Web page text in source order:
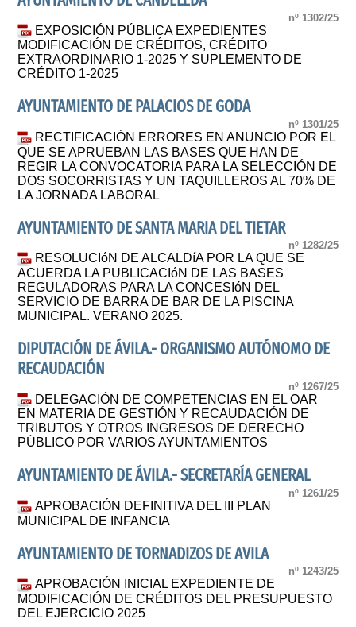
nº 1302/25
EXPOSICIÓN PÚBLICA EXPEDIENTES
MODIFICACIÓN DE CRÉDITOS, CRÉDITO
EXTRAORDINARIO 1-2025 Y SUPLEMENTO DE
CRÉDITO 1-2025
AYUNTAMIENTO DE PALACIOS DE GODA
nº 1301/25
RECTIFICACIÓN ERRORES EN ANUNCIO POR EL
QUE SE APRUEBAN LAS BASES QUE HAN DE
REGIR LA CONVOCATORIA PARA LA SELECCIÓN DE
DOS SOCORRISTAS Y UN TAQUILLEROS AL 70% DE
LA JORNADA LABORAL
AYUNTAMIENTO DE SANTA MARIA DEL TIETAR
nº 1282/25
RESOLUCIóN DE ALCALDíA POR LA QUE SE
ACUERDA LA PUBLICACIóN DE LAS BASES
REGULADORAS PARA LA CONCESIóN DEL
SERVICIO DE BARRA DE BAR DE LA PISCINA
MUNICIPAL. VERANO 2025.
DIPUTACIÓN DE ÁVILA.- ORGANISMO AUTÓNOMO DE
RECAUDACIÓN
nº 1267/25
DELEGACIÓN DE COMPETENCIAS EN EL OAR
EN MATERIA DE GESTIÓN Y RECAUDACIÓN DE
TRIBUTOS Y OTROS INGRESOS DE DERECHO
PÚBLICO POR VARIOS AYUNTAMIENTOS
AYUNTAMIENTO DE ÁVILA.- SECRETARÍA GENERAL
nº 1261/25
APROBACIÓN DEFINITIVA DEL III PLAN
MUNICIPAL DE INFANCIA
AYUNTAMIENTO DE TORNADIZOS DE AVILA
nº 1243/25
APROBACIÓN INICIAL EXPEDIENTE DE
MODIFICACIÓN DE CRÉDITOS DEL PRESUPUESTO
DEL EJERCICIO 2025